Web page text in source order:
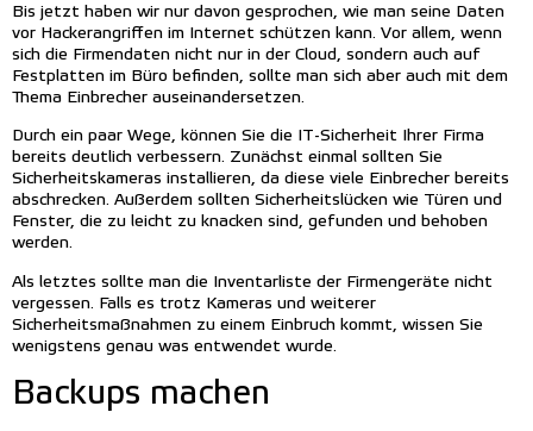
Bis jetzt haben wir nur davon gesprochen, wie man seine Daten
vor Hackerangriffen im Internet schützen kann. Vor allem, wenn
sich die Firmendaten nicht nur in der Cloud, sondern auch auf
Festplatten im Büro befinden, sollte man sich aber auch mit dem
Thema Einbrecher auseinandersetzen.
Durch ein paar Wege, können Sie die IT-Sicherheit Ihrer Firma
bereits deutlich verbessern. Zunächst einmal sollten Sie
Sicherheitskameras installieren, da diese viele Einbrecher bereits
abschrecken. Außerdem sollten Sicherheitslücken wie Türen und
Fenster, die zu leicht zu knacken sind, gefunden und behoben
werden.
Als letztes sollte man die Inventarliste der Firmengeräte nicht
vergessen. Falls es trotz Kameras und weiterer
Sicherheitsmaßnahmen zu einem Einbruch kommt, wissen Sie
wenigstens genau was entwendet wurde.
Backups machen